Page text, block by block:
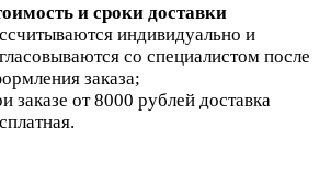
и сроки доставки
индивидуально и
со специалистом после
заказа;
заказе от 8000 рублей доставка